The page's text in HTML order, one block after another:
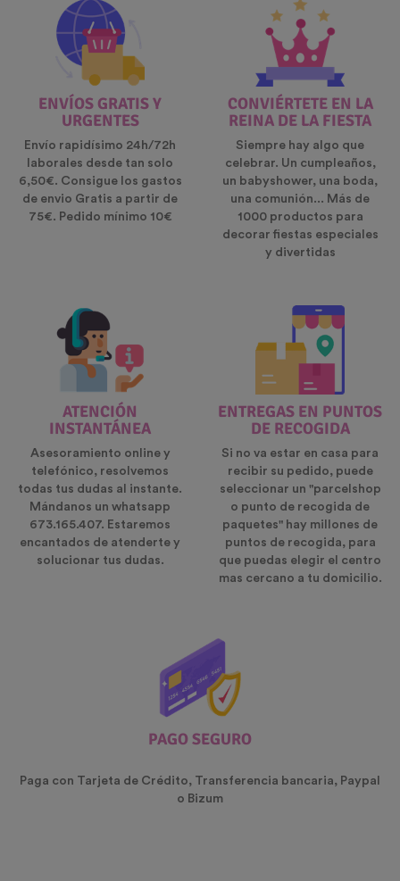
ENVÍOS GRATIS Y
URGENTES
Envío rapidísimo 24h/72h
laborales desde tan solo
6,50€. Consigue los gastos
de envio Gratis a partir de
75€. Pedido mínimo 10€
CONVIÉRTETE EN LA
REINA DE LA FIESTA
Siempre hay algo que
celebrar. Un cumpleaños,
un babyshower, una boda,
una comunión... Más de
1000 productos para
decorar fiestas especiales
y divertidas
ATENCIÓN
INSTANTÁNEA
Asesoramiento online y
telefónico, resolvemos
todas tus dudas al instante.
Mándanos un whatsapp
673.165.407. Estaremos
encantados de atenderte y
solucionar tus dudas.
ENTREGAS EN PUNTOS
DE RECOGIDA
Si no va estar en casa para
recibir su pedido, puede
seleccionar un "parcelshop
o punto de recogida de
paquetes" hay millones de
puntos de recogida, para
que puedas elegir el centro
mas cercano a tu domicilio.
PAGO SEGURO
Paga con Tarjeta de Crédito, Transferencia bancaria, Paypal
o Bizum